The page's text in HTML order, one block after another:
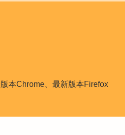
本Chrome、最新版本Firefox